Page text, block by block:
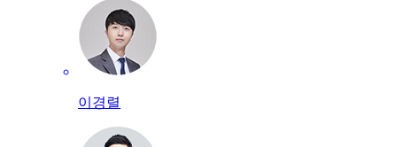
이경렬